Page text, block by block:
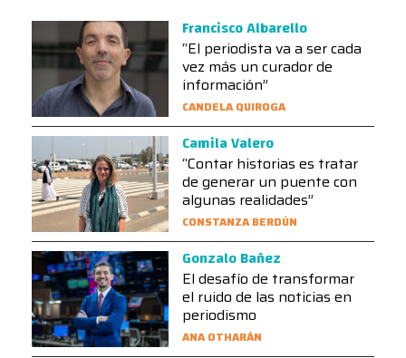
Francisco Albarello
“El periodista va a ser cada
vez más un curador de
información”
CANDELA QUIROGA
Camila Valero
“Contar historias es tratar
de generar un puente con
algunas realidades”
CONSTANZA BERDÚN
Gonzalo Bañez
El desafío de transformar
el ruido de las noticias en
periodismo
ANA OTHARÁN